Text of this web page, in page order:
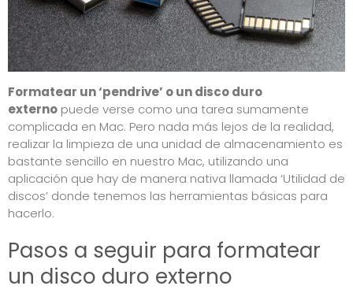
Formatear un ‘pendrive’ o un disco duro
externo puede verse como una tarea sumamente
complicada en Mac. Pero nada más lejos de la realidad,
realizar la limpieza de una unidad de almacenamiento es
bastante sencillo en nuestro Mac, utilizando una
aplicación que hay de manera nativa llamada ‘Utilidad de
discos’ donde tenemos las herramientas básicas para
hacerlo.
Pasos a seguir para formatear
un disco duro externo